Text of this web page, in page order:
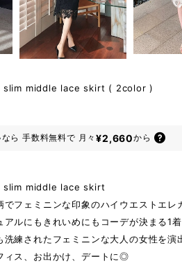
middle lace skirt ( 2color )
なら 手数料無料で 月々¥2,660から
middle lace skirt
フェミニンな印象のハイウエストエレ
アルにもきれいめにもコーデが決まる1着
洗練されたフェミニンな大人の女性を演
ィス、お出かけ、デートに◎